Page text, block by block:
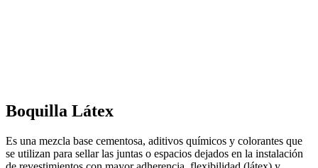
Boquilla Látex
Es una mezcla base cementosa, aditivos químicos y colorantes que
se utilizan para sellar las juntas o espacios dejados en la instalación